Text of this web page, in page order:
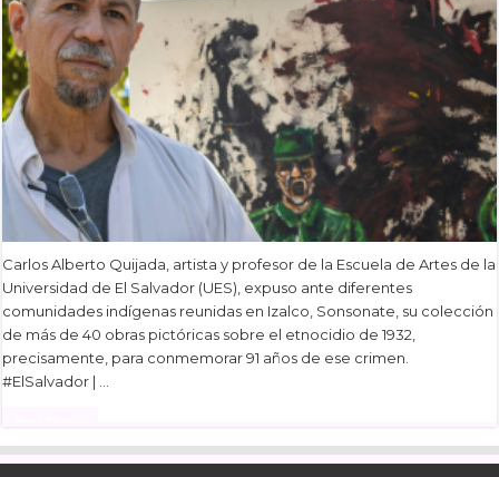
Carlos Alberto Quijada, artista y profesor de la Escuela de Artes de la
Universidad de El Salvador (UES), expuso ante diferentes
comunidades indígenas reunidas en Izalco, Sonsonate, su colección
de más de 40 obras pictóricas sobre el etnocidio de 1932,
precisamente, para conmemorar 91 años de ese crimen.
#ElSalvador | …